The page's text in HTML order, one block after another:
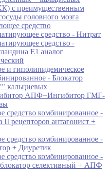
с преимущественным
головного мозга
средство
средство - Нитрат
средство -
Е1 аналог
и гиполипидемическое
- Блокатор
кальциевых
АПФ+Ингибитор ГМГ-
средство комбинированное -
II рецепторов антагонист +
средство комбинированное -
+ Диуретик
средство комбинированное -
селективный + АПФ